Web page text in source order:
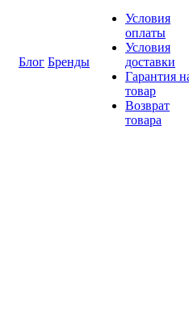
Блог Бренды
Условия
оплаты
Условия
доставки
Гарантия
товар
Возврат
товара